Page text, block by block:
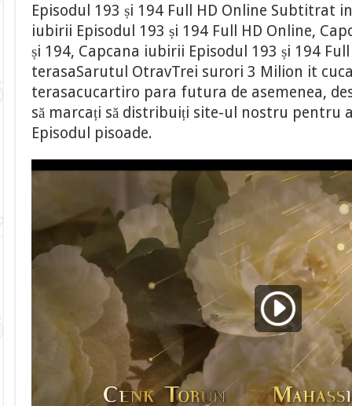
Episodul 193 și 194 Full HD Online Subtitrat
iubirii Episodul 193 și 194 Full HD Online,
și 194, Capcana iubirii Episodul 193 și 194
terasaSarutul OtravTrei surori 3 Milion it
terasacucartiro para futura de asemenea,
să marcați să distribuiți site-ul nostru pentru
Episodul pisoade.